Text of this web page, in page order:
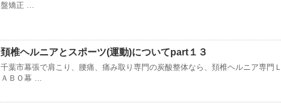
盤矯正 …
頚椎ヘルニアとスポーツ(運動)についてpart１３
千葉市幕張で肩こり、腰痛、痛み取り専門の炭酸整体なら、頚椎ヘルニア専門Ｌ
ＡＢＯ幕 …